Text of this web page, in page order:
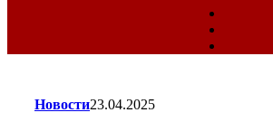
Новости23.04.2025